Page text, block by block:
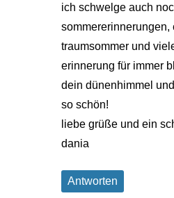
ich schwelge auch
sommererinnerungen,
traumsommer und
erinnerung für immer
dein dünenhimmel
so schön!
liebe grüße und ein
dania
Antworten